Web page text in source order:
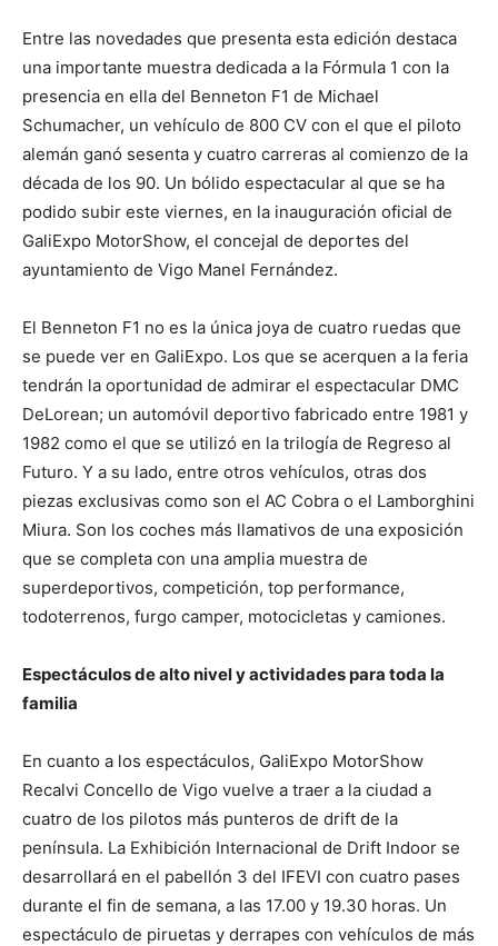
Entre las novedades que presenta esta edición destaca
una importante muestra dedicada a la Fórmula 1 con la
presencia en ella del Benneton F1 de Michael
Schumacher, un vehículo de 800 CV con el que el piloto
alemán ganó sesenta y cuatro carreras al comienzo de la
década de los 90. Un bólido espectacular al que se ha
podido subir este viernes, en la inauguración oficial de
GaliExpo MotorShow, el concejal de deportes del
ayuntamiento de Vigo Manel Fernández.
El Benneton F1 no es la única joya de cuatro ruedas que
se puede ver en GaliExpo. Los que se acerquen a la feria
tendrán la oportunidad de admirar el espectacular DMC
DeLorean; un automóvil deportivo fabricado entre 1981 y
1982 como el que se utilizó en la trilogía de Regreso al
Futuro. Y a su lado, entre otros vehículos, otras dos
piezas exclusivas como son el AC Cobra o el Lamborghini
Miura. Son los coches más llamativos de una exposición
que se completa con una amplia muestra de
superdeportivos, competición, top performance,
todoterrenos, furgo camper, motocicletas y camiones.
Espectáculos de alto nivel y actividades para toda la
familia
En cuanto a los espectáculos, GaliExpo MotorShow
Recalvi Concello de Vigo vuelve a traer a la ciudad a
cuatro de los pilotos más punteros de drift de la
península. La Exhibición Internacional de Drift Indoor se
desarrollará en el pabellón 3 del IFEVI con cuatro pases
durante el fin de semana, a las 17.00 y 19.30 horas. Un
espectáculo de piruetas y derrapes con vehículos de más